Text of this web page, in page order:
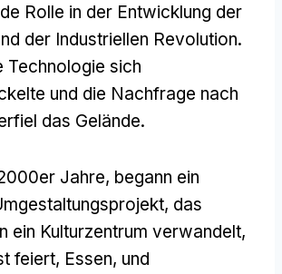
Rolle in der Entwicklung der
der Industriellen Revolution.
Technologie sich
und die Nachfrage nach
das Gelände.
Jahre, begann ein
das
ein Kulturzentrum verwandelt,
feiert, Essen, und